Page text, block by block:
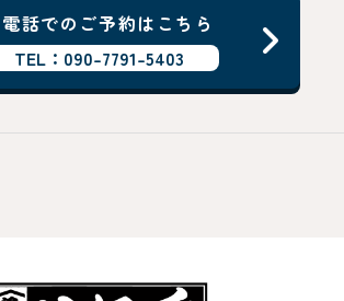
話でのご予約はこちら
TEL：090-7791-5403